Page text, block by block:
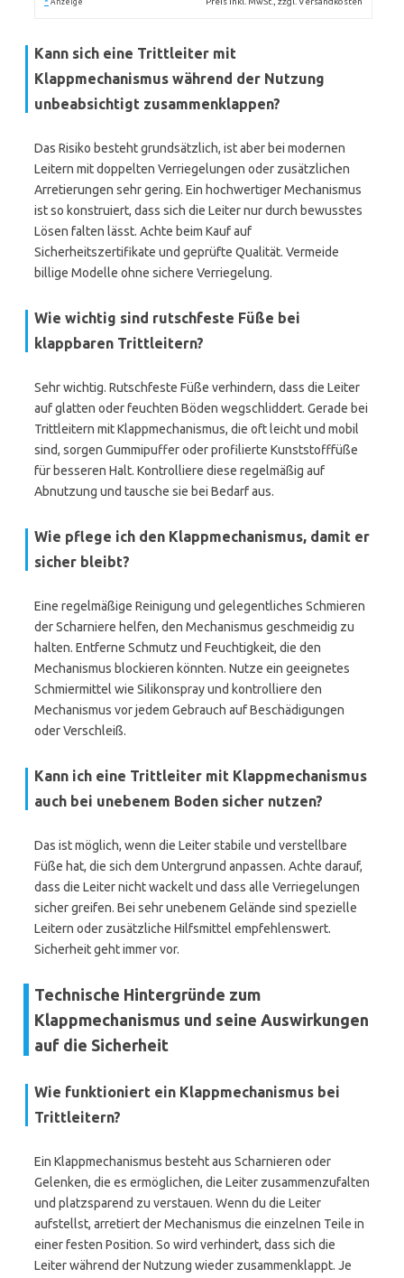
Anzeige
Kann sich eine Trittleiter mit
Klappmechanismus während der Nutzung
unbeabsichtigt zusammenklappen?
Das Risiko besteht grundsätzlich, ist aber bei modernen
Leitern mit doppelten Verriegelungen oder zusätzlichen
Arretierungen sehr gering. Ein hochwertiger Mechanismus
ist so konstruiert, dass sich die Leiter nur durch bewusstes
Lösen falten lässt. Achte beim Kauf auf
Sicherheitszertifikate und geprüfte Qualität. Vermeide
billige Modelle ohne sichere Verriegelung.
Wie wichtig sind rutschfeste Füße bei
klappbaren Trittleitern?
Sehr wichtig. Rutschfeste Füße verhindern, dass die Leiter
auf glatten oder feuchten Böden wegschliddert. Gerade bei
Trittleitern mit Klappmechanismus, die oft leicht und mobil
sind, sorgen Gummipuffer oder profilierte Kunststofffüße
für besseren Halt. Kontrolliere diese regelmäßig auf
Abnutzung und tausche sie bei Bedarf aus.
Wie pflege ich den Klappmechanismus, damit er
sicher bleibt?
Eine regelmäßige Reinigung und gelegentliches Schmieren
der Scharniere helfen, den Mechanismus geschmeidig zu
halten. Entferne Schmutz und Feuchtigkeit, die den
Mechanismus blockieren könnten. Nutze ein geeignetes
Schmiermittel wie Silikonspray und kontrolliere den
Mechanismus vor jedem Gebrauch auf Beschädigungen
oder Verschleiß.
Kann ich eine Trittleiter mit Klappmechanismus
auch bei unebenem Boden sicher nutzen?
Das ist möglich, wenn die Leiter stabile und verstellbare
Füße hat, die sich dem Untergrund anpassen. Achte darauf,
dass die Leiter nicht wackelt und dass alle Verriegelungen
sicher greifen. Bei sehr unebenem Gelände sind spezielle
Leitern oder zusätzliche Hilfsmittel empfehlenswert.
Sicherheit geht immer vor.
Technische Hintergründe zum
Klappmechanismus und seine Auswirkungen
auf die Sicherheit
Wie funktioniert ein Klappmechanismus bei
Trittleitern?
Ein Klappmechanismus besteht aus Scharnieren oder
Gelenken, die es ermöglichen, die Leiter zusammenzufalten
und platzsparend zu verstauen. Wenn du die Leiter
aufstellst, arretiert der Mechanismus die einzelnen Teile in
einer festen Position. So wird verhindert, dass sich die
Leiter während der Nutzung wieder zusammenklappt. Je